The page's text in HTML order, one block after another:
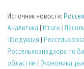
Источник новости:
Аналитика | Итоги |
Продукция |
Россельхознадзора по
областям | Экономика,